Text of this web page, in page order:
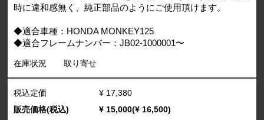
時に違和感無く、純正部品のようにご使用頂けます。
◆適合車種：HONDA MONKEY125
◆適合フレームナンバー：JB02-1000001〜
在庫状況 取り寄せ
税込定価
¥ 17,380
販売価格(税込)
¥ 15,000(¥ 16,500)